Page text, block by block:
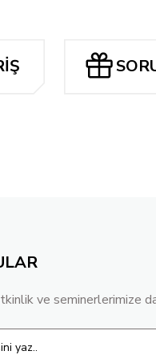
ve seminerlerimize